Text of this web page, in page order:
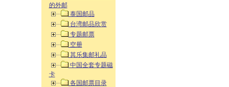
的外邮
泰国邮品
台湾邮品欣赏
专题邮票
空册
其乐集邮礼品
中国全套专题磁
卡
各国邮票目录